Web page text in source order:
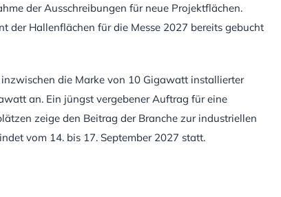
der Ausschreibungen für neue Projektflächen.
der Hallenflächen für die Messe 2027 bereits gebucht
die Marke von 10 Gigawatt installierter
an. Ein jüngst vergebener Auftrag für eine
zeige den Beitrag der Branche zur industriellen
vom 14. bis 17. September 2027 statt.